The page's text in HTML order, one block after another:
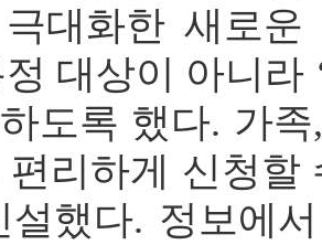
대화한 새로
대상이 아니라
도록 했다. 가
리하게 신청할
설했다. 정보에